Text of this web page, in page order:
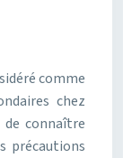
comme
chez
connaître
précautions